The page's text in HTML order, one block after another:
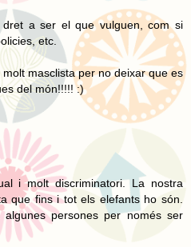
dret a ser el que vulguen, com si
etc.
masclista per no deixar que es
del món!!!!! :)
i molt discriminatori. La nostra
que fins i tot els elefants ho són.
persones per només ser